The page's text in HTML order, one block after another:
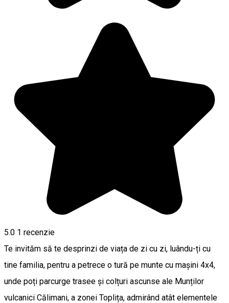
5.0 1 recenzie
Te invităm să te desprinzi de viața de zi cu zi, luându-ți cu
tine familia, pentru a petrece o tură pe munte cu mașini 4x4,
unde poți parcurge trasee și colțuri ascunse ale Munților
vulcanici Călimani, a zonei Toplița, admirând atât elementele